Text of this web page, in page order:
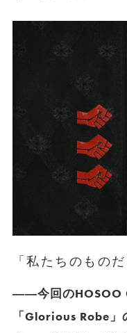
「私たちのもの
――今回のHOSOO
「Glorious Robe